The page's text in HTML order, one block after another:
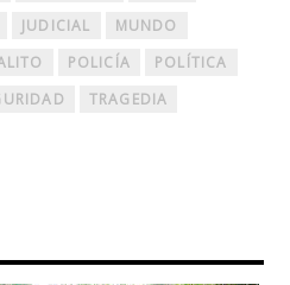
JUDICIAL
MUNDO
POLICÍA
POLÍTICA
TRAGEDIA